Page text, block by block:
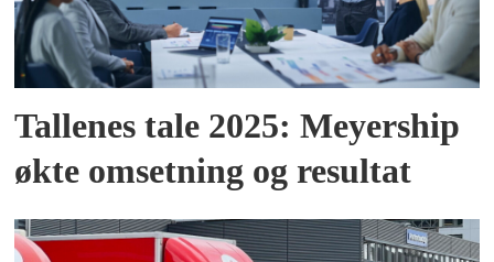
Tallenes tale 2025: Meyership
økte omsetning og resultat